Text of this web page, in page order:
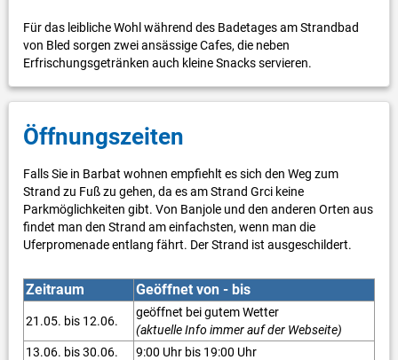
Für das leibliche Wohl während des Badetages am Strandbad
von Bled sorgen zwei ansässige Cafes, die neben
Erfrischungsgetränken auch kleine Snacks servieren.
Öffnungszeiten
Falls Sie in Barbat wohnen empfiehlt es sich den Weg zum
Strand zu Fuß zu gehen, da es am Strand Grci keine
Parkmöglichkeiten gibt. Von Banjole und den anderen Orten aus
findet man den Strand am einfachsten, wenn man die
Uferpromenade entlang fährt. Der Strand ist ausgeschildert.
Zeitraum Geöffnet von - bis
21.05. bis 12.06.
geöffnet bei gutem Wetter
(aktuelle Info immer auf der Webseite)
13.06. bis 30.06.
9:00 Uhr bis 19:00 Uhr